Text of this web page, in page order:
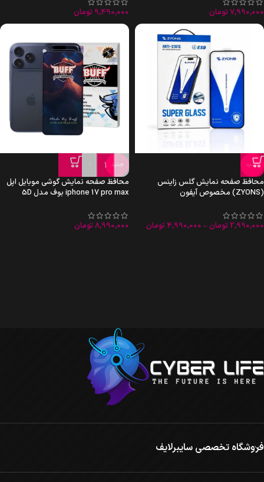
7,990,000 تومان
9,490,000 تومان
جدید
محافظ صفحه نمایش گلس زاینس
(ZYONS) مخصوص آیفون
2,990,000 تومان–
4,990,000 تومان
جدید
-
محافظ صفحه نمایش گوشی موبایل اپل
iphone 17 pro max بوف مدل 5D
8,990,000 تومان
فروشگاه تخصصی سایبرلایف